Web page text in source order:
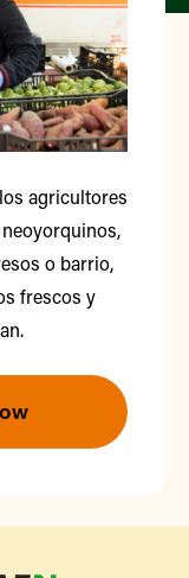
agricultores
o barrio,
frescos y